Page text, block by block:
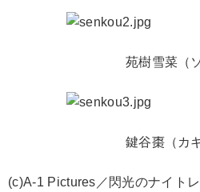
苑樹雪菜（ソノギ
鍵谷棗（カギヤナ
(c)A-1 Pictures／閃光のナイト